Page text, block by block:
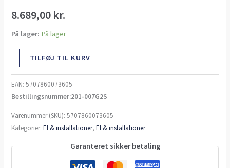
8.689,00 kr.
På lager: På lager
TILFØJ TIL KURV
EAN:5707860073605
Bestillingsnummer:201-007G2S
Varenummer (SKU):5707860073605
Kategorier:El & installationer,El & installationer
Garanteret sikker betaling